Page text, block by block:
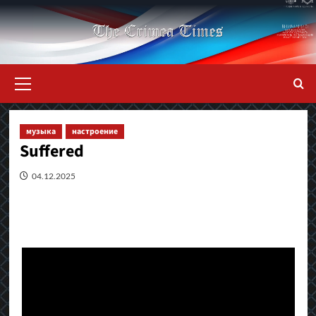
Перейти
к
содержимому
меню
музыка настроение
Suffered
04.12.2025